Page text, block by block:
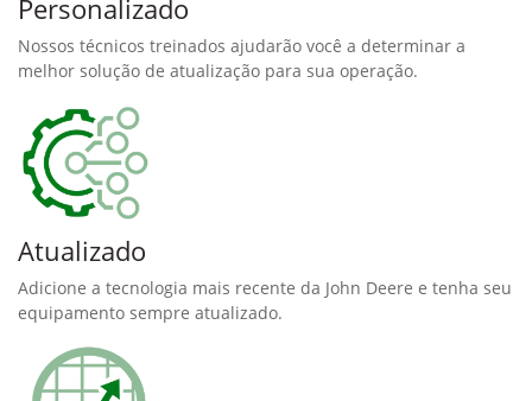
Personalizado
Nossos técnicos treinados ajudarão você a determinar a
melhor solução de atualização para sua operação.
Atualizado
Adicione a tecnologia mais recente da John Deere e tenha seu
equipamento sempre atualizado.